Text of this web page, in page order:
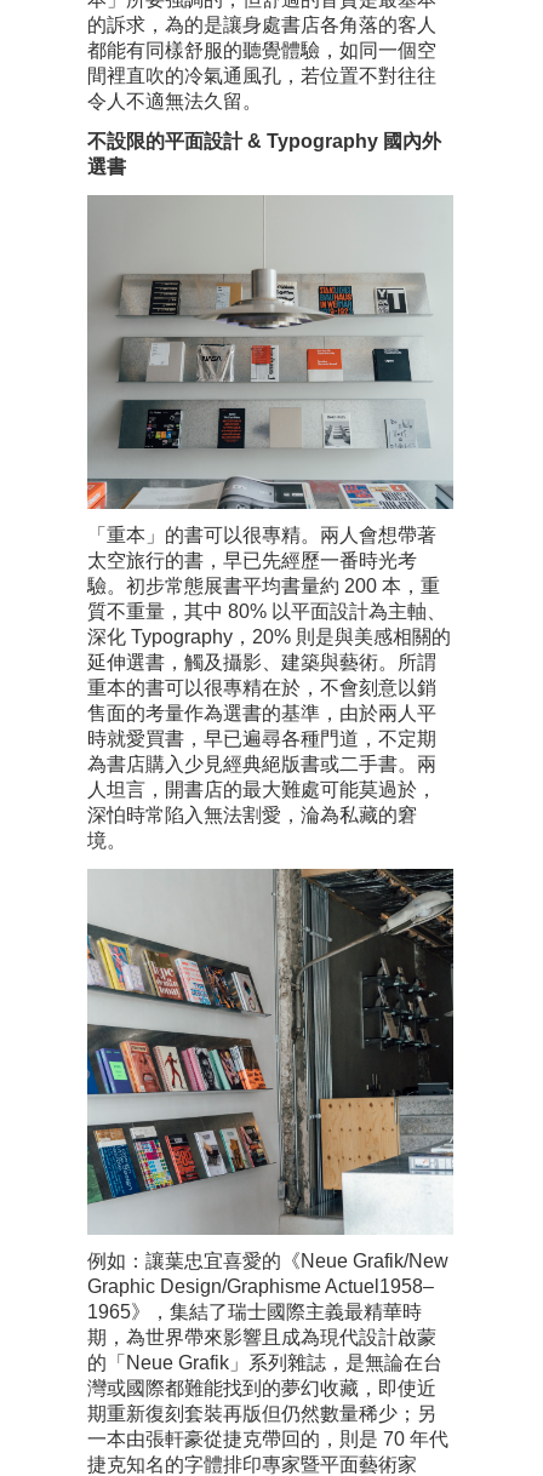
的訴求，為的是讓身處書店各角落的客人
都能有同樣舒服的聽覺體驗，如同一個空
間裡直吹的冷氣通風孔，若位置不對往往
令人不適無法久留。
不設限的平面設計 & Typography 國內外
選書
「重本」的書可以很專精。兩人會想帶著
太空旅行的書，早已先經歷一番時光考
驗。初步常態展書平均書量約 200 本，重
質不重量，其中 80% 以平面設計為主軸、
深化 Typography，20% 則是與美感相關的
延伸選書，觸及攝影、建築與藝術。所謂
重本的書可以很專精在於，不會刻意以銷
售面的考量作為選書的基準，由於兩人平
時就愛買書，早已遍尋各種門道，不定期
為書店購入少見經典絕版書或二手書。兩
人坦言，開書店的最大難處可能莫過於，
深怕時常陷入無法割愛，淪為私藏的窘
境。
例如：讓葉忠宜喜愛的《Neue Grafik/New
Graphic Design/Graphisme Actuel1958–
1965》，集結了瑞士國際主義最精華時
期，為世界帶來影響且成為現代設計啟蒙
的「Neue Grafik」系列雜誌，是無論在台
灣或國際都難能找到的夢幻收藏，即使近
期重新復刻套裝再版但仍然數量稀少；另
一本由張軒豪從捷克帶回的，則是 70 年代
捷克知名的字體排印專家暨平面藝術家